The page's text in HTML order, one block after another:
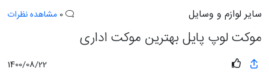
سایر لوازم و وسایل مشاهده نظرات
موکت لوپ پایل بهترین موکت اداری
1400/08/22